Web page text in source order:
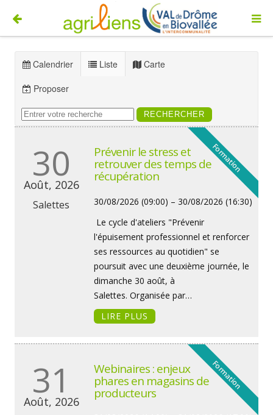
Calendrier Liste
Carte
Proposer
30
Août, 2026
Salettes
Prévenir le stress et
retrouver des temps de
récupération
30/08/2026 (09:00) – 30/08/2026 (16:30)
Le cycle d'ateliers "Prévenir
l'épuisement professionnel et renforcer
ses ressources au quotidien" se
poursuit avec une deuxième journée, le
dimanche 30 août, à
Salettes. Organisée par…
LIRE PLUS
Formation
31
Août, 2026
Webinaires : enjeux
phares en magasins de
producteurs
Formation